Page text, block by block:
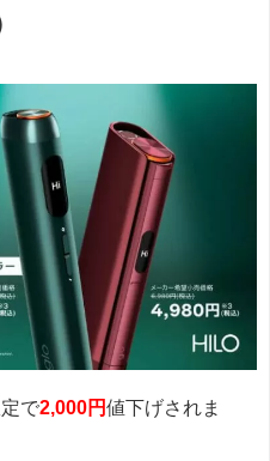
で2,000円値下げされま